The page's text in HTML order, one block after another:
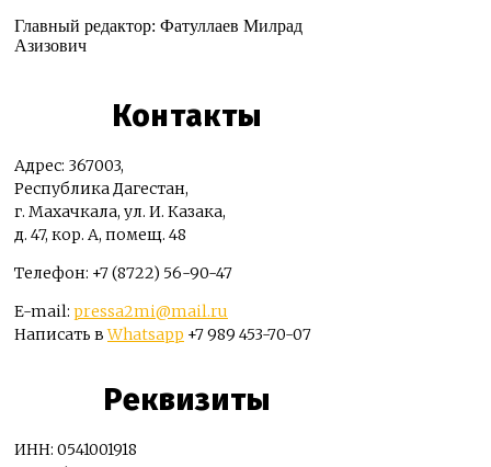
Главный редактор: Фатуллаев Милрад
Азизович
Контакты
Адрес: 367003,
Республика Дагестан,
г. Махачкала, ул. И. Казака,
д. 47, кор. А, помещ. 48
Телефон: +7 (8722) 56-90-47
E-mail: pressa2mi@mail.ru
Написать вWhatsapp +7 989 453-70-07
Реквизиты
ИНН: 0541001918